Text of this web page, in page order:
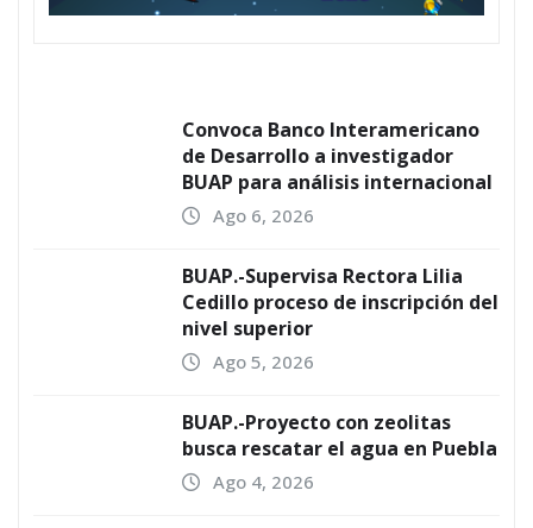
Convoca Banco Interamericano
de Desarrollo a investigador
BUAP para análisis internacional
Ago 6, 2026
BUAP.-Supervisa Rectora Lilia
Cedillo proceso de inscripción del
nivel superior
Ago 5, 2026
BUAP.-Proyecto con zeolitas
busca rescatar el agua en Puebla
Ago 4, 2026